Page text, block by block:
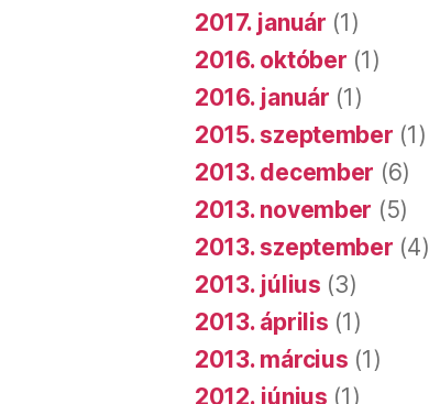
2017. január (1)
2016. október (1)
2016. január (1)
2015. szeptember (1)
2013. december (6)
2013. november (5)
2013. szeptember (4)
2013. július (3)
2013. április (1)
2013. március (1)
2012. június (1)